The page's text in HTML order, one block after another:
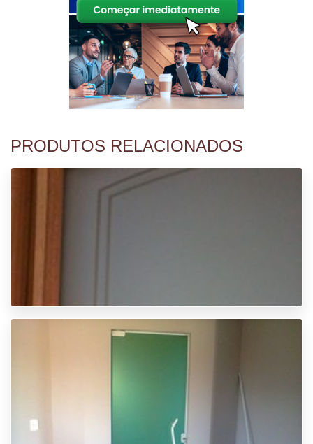
PRODUTOS RELACIONADOS